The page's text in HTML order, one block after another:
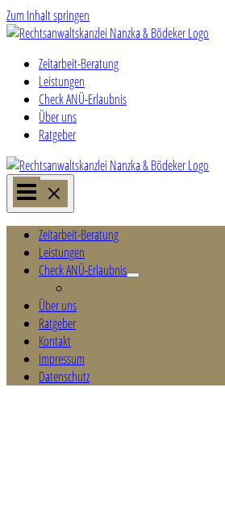
Zum Inhalt springen
Zeitarbeit-Beratung
Leistungen
Check ANÜ-Erlaubnis
Über uns
Ratgeber
Zeitarbeit-Beratung
Leistungen
Check ANÜ-Erlaubnis
Über uns
Ratgeber
Kontakt
Impressum
Datenschutz